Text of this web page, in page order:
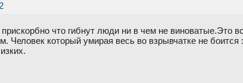
прискорбно что гибнут люди ни в чем не виноватые.Это
Человек который умирая весь во взрывчатке не